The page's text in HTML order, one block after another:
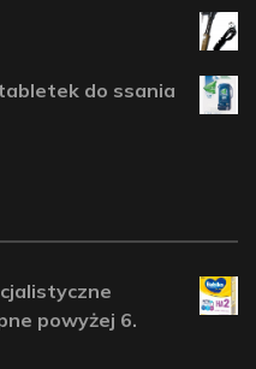
do ssania
powyżej 6.